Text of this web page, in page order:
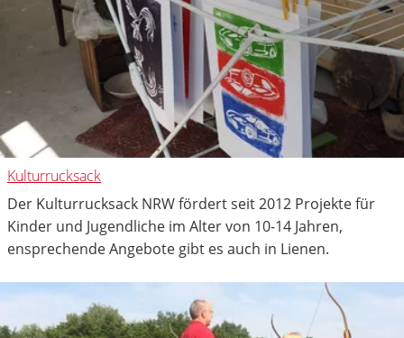
Kulturrucksack
Der Kulturrucksack NRW fördert seit 2012 Projekte für
Kinder und Jugendliche im Alter von 10-14 Jahren,
ensprechende Angebote gibt es auch in Lienen.